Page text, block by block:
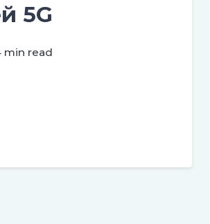
5G
min read